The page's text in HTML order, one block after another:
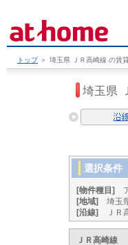
トップ ＞ 埼玉県 ＪＲ高崎線 の賃
埼玉県
選択条件
[物件種目]
[地域]
埼玉
[沿線]
ＪＲ
ＪＲ高崎線